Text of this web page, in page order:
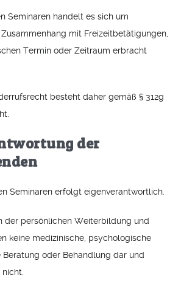
Seminaren handelt es sich um
mit Freizeitbetätigungen,
Termin oder Zeitraum erbracht
besteht daher gemäß § 312g
der
Seminaren erfolgt eigenverantwortlich.
der persönlichen Weiterbildung und
keine medizinische, psychologische
oder Behandlung dar und